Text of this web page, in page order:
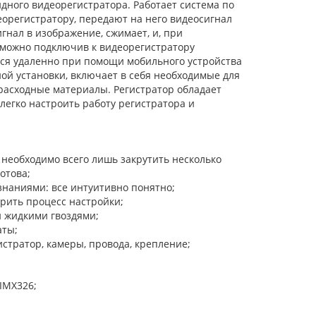
видеорегистратора. Работает система по
передают на него видеосигнал
в изображение, сжимает, и, при
подключив к видеорегистратору
удаленно при помощи мобильного устройства
установки, включает в себя необходимые для
материалы. Регистратор обладает
настроить работу регистратора и
всего лишь закрутить несколько
все интуитивно понятно;
процесс настройки;
жидкими гвоздями;
камеры, провода, крепление;